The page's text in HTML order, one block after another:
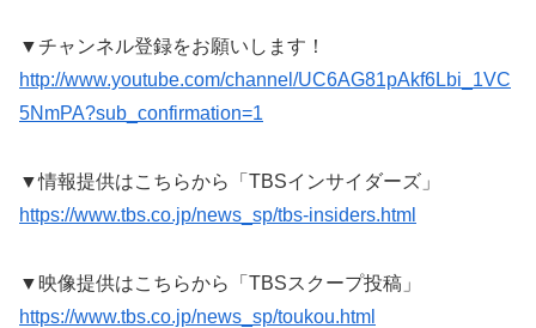
▼チャンネル登録をお願いします！
http://www.youtube.com/channel/UC6AG81pAkf6Lbi_1VC
5NmPA?sub_confirmation=1
▼情報提供はこちらから「TBSインサイダーズ」
https://www.tbs.co.jp/news_sp/tbs-insiders.html
▼映像提供はこちらから「TBSスクープ投稿」
https://www.tbs.co.jp/news_sp/toukou.html